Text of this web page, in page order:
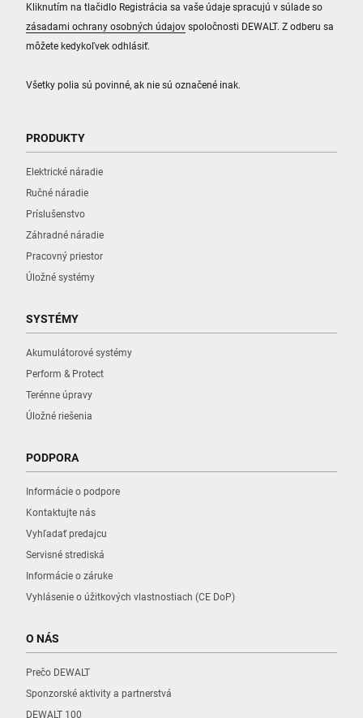
Všetky polia sú povinné, ak nie sú označené inak.
Kliknutím na tlačidlo Registrácia sa vaše údaje spracujú v súlade so
zásadami ochrany osobných údajov spoločnosti DEWALT. Z odberu sa
môžete kedykoľvek odhlásiť.
PRODUKTY
Elektrické náradie
Ručné náradie
Príslušenstvo
Záhradné náradie
Pracovný priestor
Úložné systémy
SYSTÉMY
Akumulátorové systémy
Perform & Protect
Terénne úpravy
Úložné riešenia
PODPORA
Informácie o podpore
Kontaktujte nás
Vyhľadať predajcu
Servisné strediská
Informácie o záruke
Vyhlásenie o úžitkových vlastnostiach (CE DoP)
O NÁS
Prečo DEWALT
Sponzorské aktivity a partnerstvá
DEWALT 100